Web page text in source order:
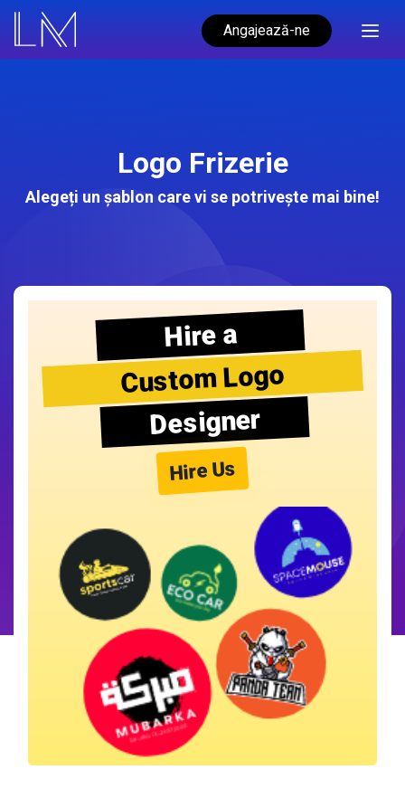
Angajează-ne
Logo Frizerie
Alegeți un șablon care vi se potrivește mai bine!
Hire a
Custom Logo
Designer
Hire Us